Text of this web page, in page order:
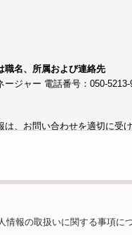
職名、所属および連絡先
ジャー 電話番号：050-5213-
、お問い合わせを適切に受
、取得した個人情報を第三
て一定の水準に達している
情報の取扱いに関する事項に